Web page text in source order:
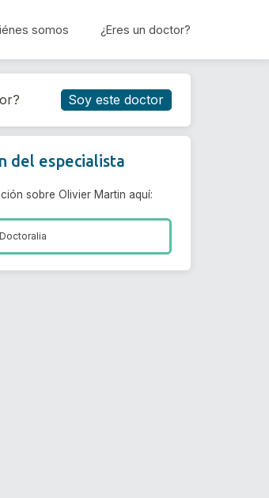
somos ¿Eres un doctor?
Reservar cita
Soy este doctor
del especialista
sobre Olivier Martin aquí:
Doctoralia